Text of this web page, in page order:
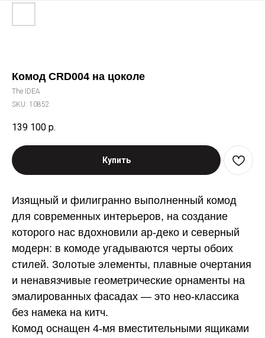
Комод CRD004 на цоколе
The IDEA
SKU: 10852
139 100 р.
Купить
Изящный и филигранно выполненный комод
для современных интерьеров, на создание
которого нас вдохновили ар-деко и северный
модерн: в комоде угадываются черты обоих
стилей. Золотые элементы, плавные очертания
и ненавязчивые геометрические орнаменты на
эмалированных фасадах — это нео-классика
без намека на китч.
Комод оснащен 4-мя вместительными ящиками